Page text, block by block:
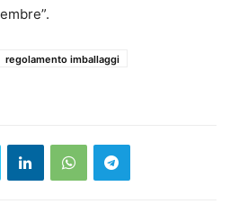
regolamento imballaggi